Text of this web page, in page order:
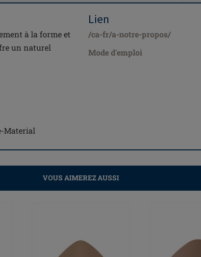
à la forme et
un naturel
Material
Lien
/ca-fr/a-notre-propos/
Mode d'emploi
VOUS AIMEREZ AUSSI